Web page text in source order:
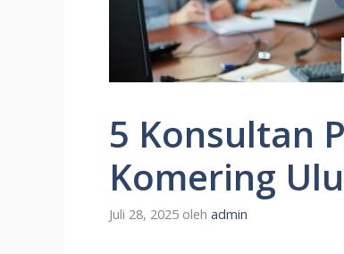
5 Konsultan
Komering
Juli 28, 2025 oleh admin